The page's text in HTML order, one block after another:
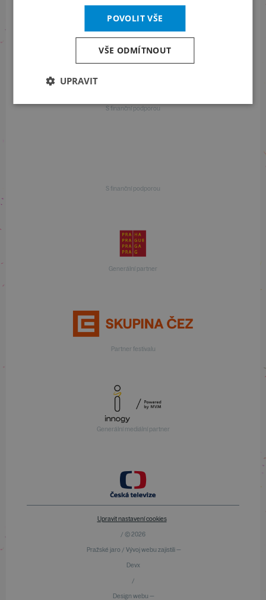
Informace o programu
+420 257 310 414
S finanční podporou
S finanční podporou
Generální partner
Partner festivalu
Generální mediální partner
Upravit nastavení cookies
/ © 2026
Pražské jaro / Vývoj webu zajistili —
Devx
/
Design webu —
POVOLIT VŠE
VŠE ODMÍTNOUT
UPRAVIT